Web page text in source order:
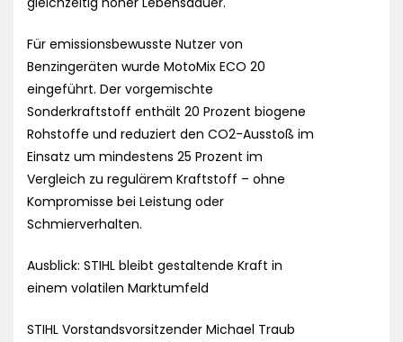
Für emissionsbewusste Nutzer von
Benzingeräten wurde MotoMix ECO 20
eingeführt. Der vorgemischte
Sonderkraftstoff enthält 20 Prozent biogene
Rohstoffe und reduziert den CO2-Ausstoß im
Einsatz um mindestens 25 Prozent im
Vergleich zu regulärem Kraftstoff – ohne
Kompromisse bei Leistung oder
Schmierverhalten.
Ausblick: STIHL bleibt gestaltende Kraft in
einem volatilen Marktumfeld
STIHL Vorstandsvorsitzender Michael Traub